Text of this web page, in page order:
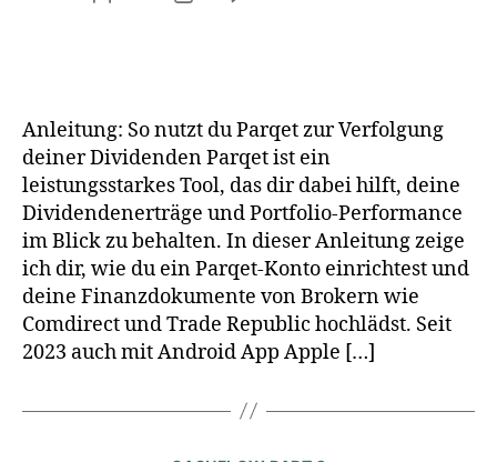
Anleitung: So nutzt du Parqet zur Verfolgung
deiner Dividenden Parqet ist ein
leistungsstarkes Tool, das dir dabei hilft, deine
Dividendenerträge und Portfolio-Performance
im Blick zu behalten. In dieser Anleitung zeige
ich dir, wie du ein Parqet-Konto einrichtest und
deine Finanzdokumente von Brokern wie
Comdirect und Trade Republic hochlädst. Seit
2023 auch mit Android App Apple […]